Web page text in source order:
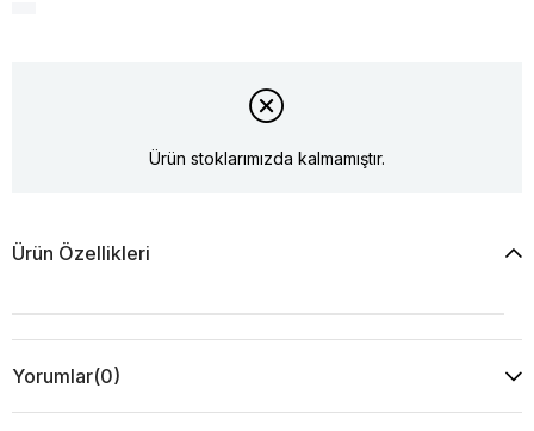
Ürün stoklarımızda kalmamıştır.
Ürün Özellikleri
Yorumlar(0)